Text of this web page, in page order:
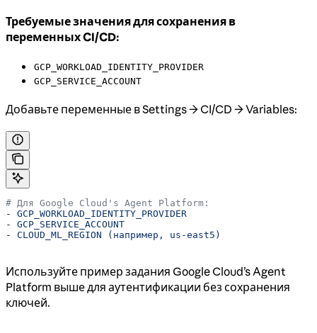
Требуемые значения для сохранения в
переменных CI/CD:
GCP_WORKLOAD_IDENTITY_PROVIDER
GCP_SERVICE_ACCOUNT
Добавьте переменные в Settings → CI/CD → Variables:
# Для Google Cloud's Agent Platform:
- GCP_WORKLOAD_IDENTITY_PROVIDER
- GCP_SERVICE_ACCOUNT
- CLOUD_ML_REGION (например, us-east5)
Используйте пример задания Google Cloud’s Agent
Platform выше для аутентификации без сохранения
ключей.